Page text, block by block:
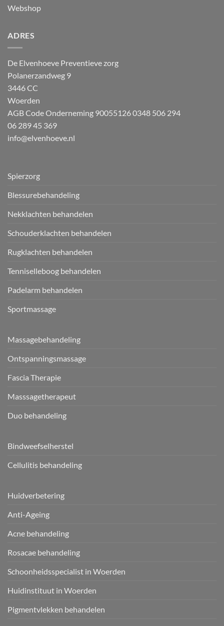
Webshop
ADRES
De Elvenhoeve Preventieve zorg
Polanerzandweg 9
3446 CC
Woerden
AGB Code Onderneming 900551260348 506 294
06 289 45 369
info@elvenhoeve.nl
Spierzorg
Blessurebehandeling
Nekklachten behandelen
Schouderklachten behandelen
Rugklachten behandelen
Tenniselleboog behandelen
Padelarm behandelen
Sportmassage
Massagebehandeling
Ontspanningsmassage
Fascia Therapie
Masssagetherapeut
Duo behandeling
Bindweefselherstel
Cellulitis behandeling
Huidverbetering
Anti-Ageing
Acne behandeling
Rosacae behandeling
Schoonheidsspecialist in Woerden
Huidinstituut in Woerden
Pigmentvlekken behandelen